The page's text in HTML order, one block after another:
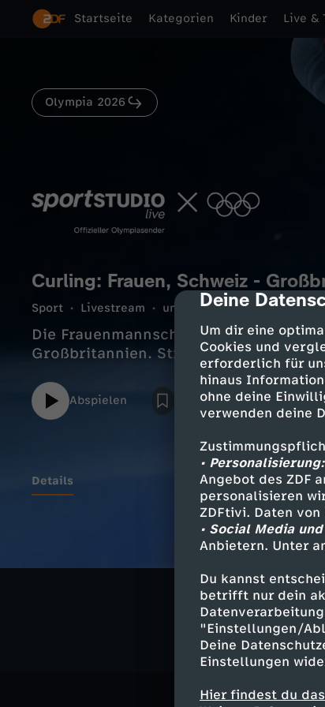
cmp-
Deine
Um dir eine
Cookies und
erforderlich für
hinaus
ohne deine
verwenden deine
• Personalisierung:
Angebot des ZDF
personalisieren
ZDFtivi. Daten
• Social Media
Anbietern. Unter
Du kannst
betrifft nur dein
"Einstellungen/
Deine
Einstellungen
Hier findest du
Startseite Kategorien Kinder Live &
Olympia 2026
Curling: Frauen, Schweiz -
Sport Livestream unterhaltsam 164 Min.
Die Frauenmannschaft aus der
Großbritannien. Stream
Abspielen
Details
Sport